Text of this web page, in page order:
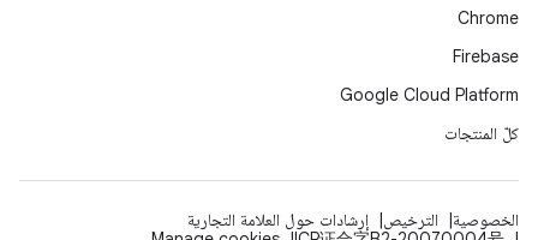
Chrome
Firebase
Google Cloud Platform
كلّ المنتجات
الخصوصية الترخيص
إرشادات حول العلامة التجارية